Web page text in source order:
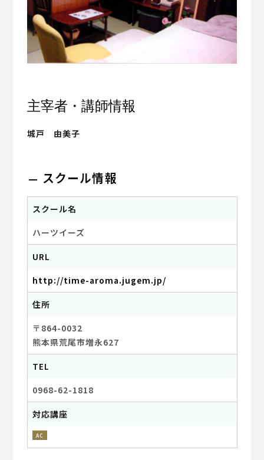
主宰者・講師情報
城戸 由美子
スクール情報
スクール名
ハーツイーズ
URL
http://time-aroma.jugem.jp/
住所
〒864-0032
熊本県荒尾市増永627
TEL
0968-62-1818
対応講座
AC